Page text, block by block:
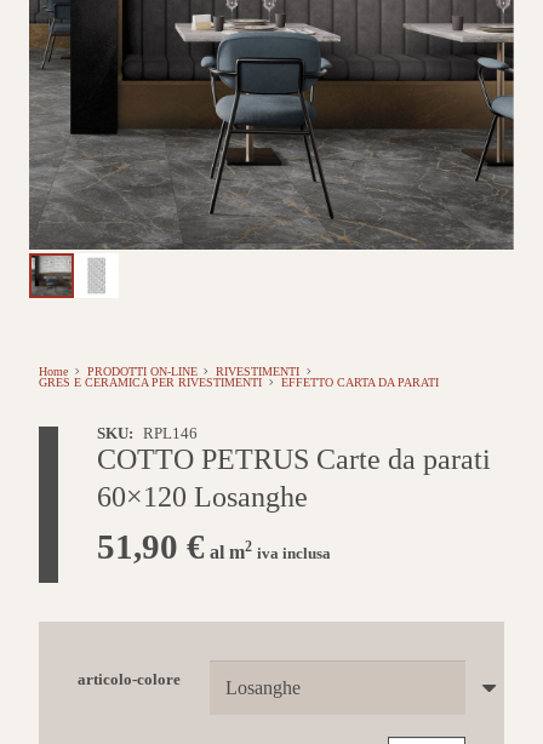
Home PRODOTTI ON-LINE
RIVESTIMENTI
GRES E CERAMICA PER RIVESTIMENTI
EFFETTO CARTA DA PARATI
SKU: RPL146
COTTO PETRUS Carte da parati
60×120 Losanghe
51,90 € al m2 iva inclusa
articolo-colore